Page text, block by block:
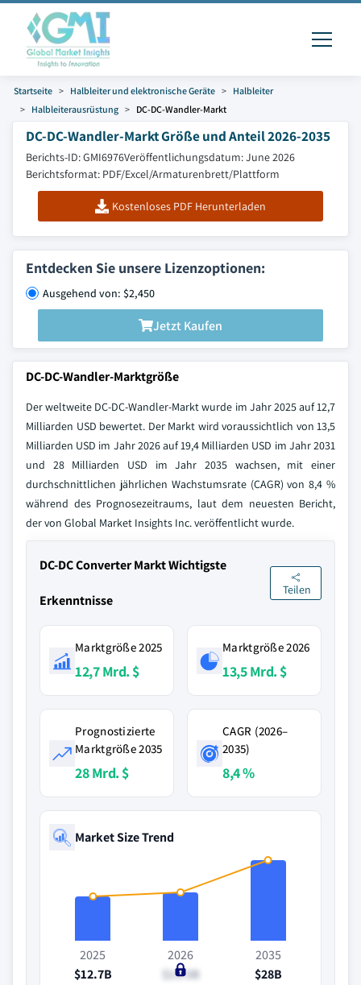
Startseite Halbleiter und elektronische Geräte
Halbleiter
Halbleiterausrüstung
DC-DC-Wandler-Markt
DC-DC-Wandler-Markt Größe und Anteil 2026-2035
Berichts-ID: GMI6976Veröffentlichungsdatum: June 2026
Berichtsformat: PDF/Excel/Armaturenbrett/Plattform
Kostenloses PDF Herunterladen
Entdecken Sie unsere Lizenzoptionen:
Ausgehend von: $2,450
Jetzt Kaufen
DC-DC-Wandler-Marktgröße
Der weltweite DC-DC-Wandler-Markt wurde im Jahr 2025 auf 12,7
Milliarden USD bewertet. Der Markt wird voraussichtlich von 13,5
Milliarden USD im Jahr 2026 auf 19,4 Milliarden USD im Jahr 2031
und 28 Milliarden USD im Jahr 2035 wachsen, mit einer
durchschnittlichen jährlichen Wachstumsrate (CAGR) von 8,4 %
während des Prognosezeitraums, laut dem neuesten Bericht,
der von Global Market Insights Inc. veröffentlicht wurde.
DC-DC Converter Markt Wichtigste
Erkenntnisse
Teilen
Marktgröße 2025
12,7 Mrd. $
Marktgröße 2026
13,5 Mrd. $
Prognostizierte
Marktgröße 2035
28 Mrd. $
CAGR (2026–
2035)
8,4 %
Market Size Trend
2025
$12.7B
2026
$13.5B
2035
$28B